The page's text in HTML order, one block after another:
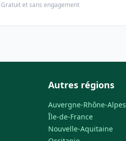
Gratuit et sans engagement
Autres régions
Auvergne-Rhône-Alpes
Île-de-France
Nouvelle-Aquitaine